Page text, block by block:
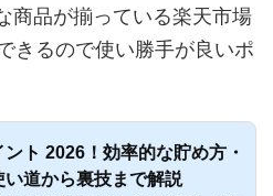
商品が揃っている楽天市場
きるので使い勝手が良いポ
ト 2026！効率的な貯め方・
い道から裏技まで解説